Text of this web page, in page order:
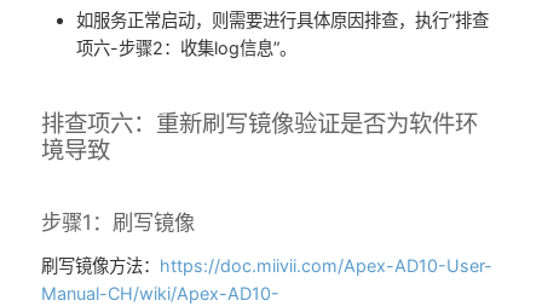
如服务正常启动，则需要进行具体原因排查，执行”排查
项六-步骤2：收集log信息”。
排查项六：重新刷写镜像验证是否为软件环
境导致
步骤1：刷写镜像
刷写镜像方法： https://doc.miivii.com/Apex-AD10-User-
Manual-CH/wiki/Apex-AD10-